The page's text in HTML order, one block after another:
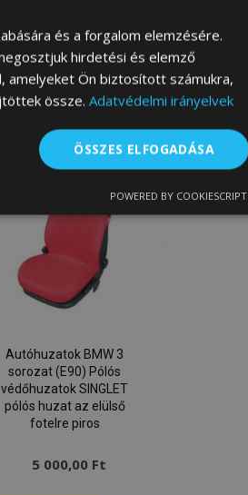
Kosárba
Hozzáadás
a
kívánságlistához
Autóhuzatok BMW 3
sorozat (E90) Pólós
védőhuzatok SINGLET
pólós huzat az elülső
fotelre piros
5 000,00 Ft
és a forgalom elemzésére.
hirdetési és elemző
amelyeket Ön biztosított számukra,
össze. Adatvédelmi irányelvek
ÖSSZES ELFOGADÁSA
Funkcionalitás
Célzás Funkcionalitás
például a felhasználói bejelentkezést és
szükséges sütik nélkül.
Leírás
A legutóbb megtekintett / összehasonlított
termékekhez kapcsolódó termékadatok
POWERED BY COOKIESCRIPT